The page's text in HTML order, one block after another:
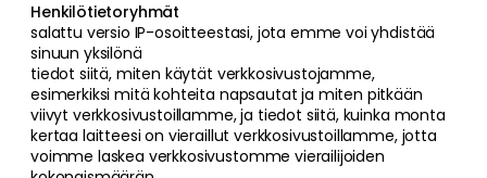
Henkilötietoryhmät
salattu versio IP-osoitteestasi, jota emme voi yhdistää
sinuun yksilönä
tiedot siitä, miten käytät verkkosivustojamme,
esimerkiksi mitä kohteita napsautat ja miten pitkään
viivyt verkkosivustoillamme, ja tiedot siitä, kuinka monta
kertaa laitteesi on vieraillut verkkosivustoillamme, jotta
voimme laskea verkkosivustomme vierailijoiden